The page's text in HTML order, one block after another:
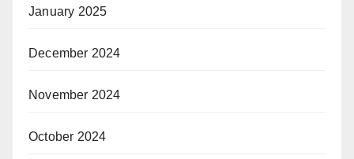
January 2025
December 2024
November 2024
October 2024